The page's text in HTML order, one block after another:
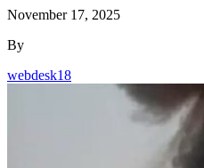
November 17, 2025
By
webdesk18